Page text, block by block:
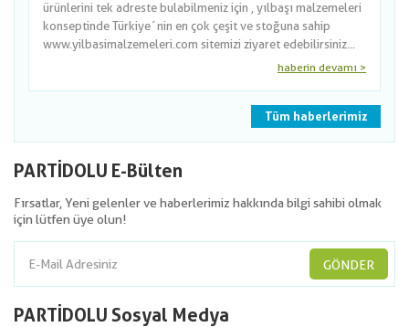
ürünlerini tek adreste bulabilmeniz için , yılbaşı malzemeleri
konseptinde Türkiye´nin en çok çeşit ve stoğuna sahip
www.yilbasimalzemeleri.com sitemizi ziyaret edebilirsiniz...
haberin devamı >
Tüm haberlerimiz
PARTİDOLU E-Bülten
Fırsatlar, Yeni gelenler ve haberlerimiz hakkında bilgi sahibi olmak
için lütfen üye olun!
GÖNDER
PARTİDOLU Sosyal Medya